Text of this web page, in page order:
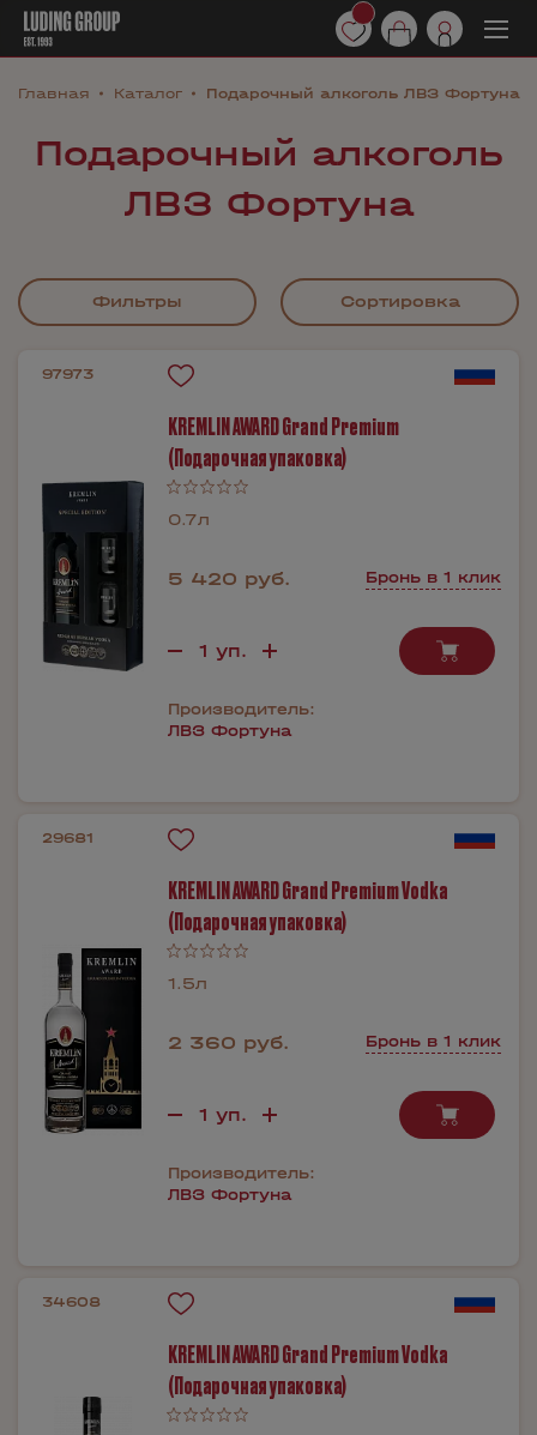
Главная Каталог Подарочный алкоголь ЛВЗ Фортуна
Подарочный алкоголь
ЛВЗ Фортуна
Фильтры Сортировка
97973
KREMLIN AWARD Grand Premium
(Подарочная упаковка)
0.7л
5 420 руб. Бронь в 1 клик
Производитель:
ЛВЗ Фортуна
29681
KREMLIN AWARD Grand Premium Vodka
(Подарочная упаковка)
1.5л
2 360 руб. Бронь в 1 клик
Производитель:
ЛВЗ Фортуна
34608
KREMLIN AWARD Grand Premium Vodka
(Подарочная упаковка)